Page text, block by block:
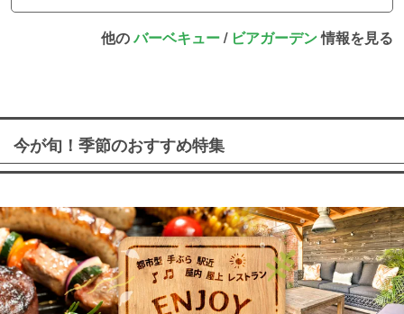
他のバーベキュー/ ビアガーデン情報を見る
今が旬！季節のおすすめ特集